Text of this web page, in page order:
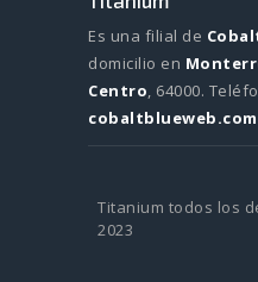
Es una filial de
domicilio en
Centro, 64000.
cobaltblueweb.com
Titanium todos los
2023